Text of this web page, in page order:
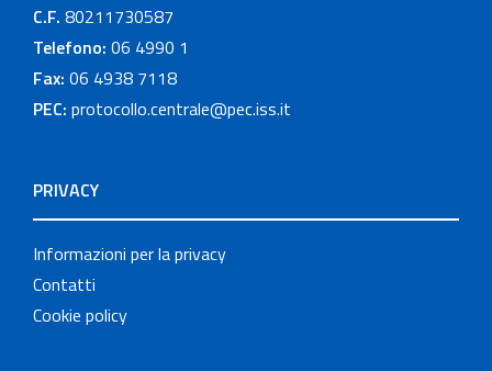
C.F. 80211730587
Telefono: 06 4990 1
Fax: 06 4938 7118
PEC: protocollo.centrale@pec.iss.it
PRIVACY
Informazioni per la privacy
Contatti
Cookie policy